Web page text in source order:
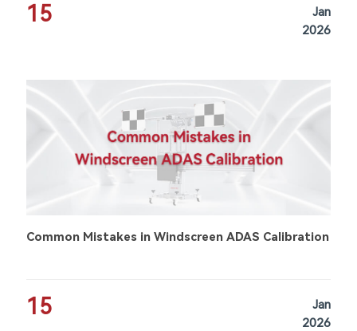
15
Jan
2026
Common Mistakes in Windscreen ADAS Calibration
15
Jan
2026